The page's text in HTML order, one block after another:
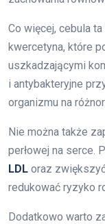
Co więcej, cebula
kwercetyna, które
uszkadzającymi
i antybakteryjne
organizmu na
Nie można także
perłowej na serce.
LDL oraz
redukować ryzyko
Dodatkowo warto